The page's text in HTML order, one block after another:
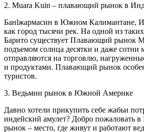
2. Muara Kuin – плавающий рынок в
Банlжармаcин в Южном Калимантане,
как город тысячи рек. На одной из
Барито существует Плавающий рынок
подъемом солнца десятки и даже сотни
отправляются на торговлю,
и продуктами. Плавающий рынок
туристов.
3. Ведьмин рынок в Южной Америке
Давно хотели прикупить себе жабьи
индейский амулет? Добро пожаловать
рынок – место, где живут и работают